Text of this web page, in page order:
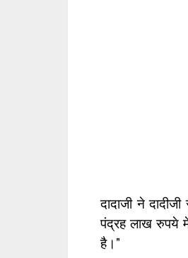
दादाजी ने
पंद्रह लाख रुपये में
है।”